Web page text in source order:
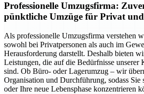
Professionelle Umzugsfirma:
pünktliche Umzüge für Privat
Als professionelle Umzugsfirma verstehen
sowohl bei Privatpersonen als auch im
Herausforderung darstellt. Deshalb bieten
Leistungen, die auf die Bedürfnisse unserer
sind. Ob Büro- oder Lagerumzug – wir
Organisation und Durchführung, sodass Sie
oder Ihre neue Lebensphase konzentrieren